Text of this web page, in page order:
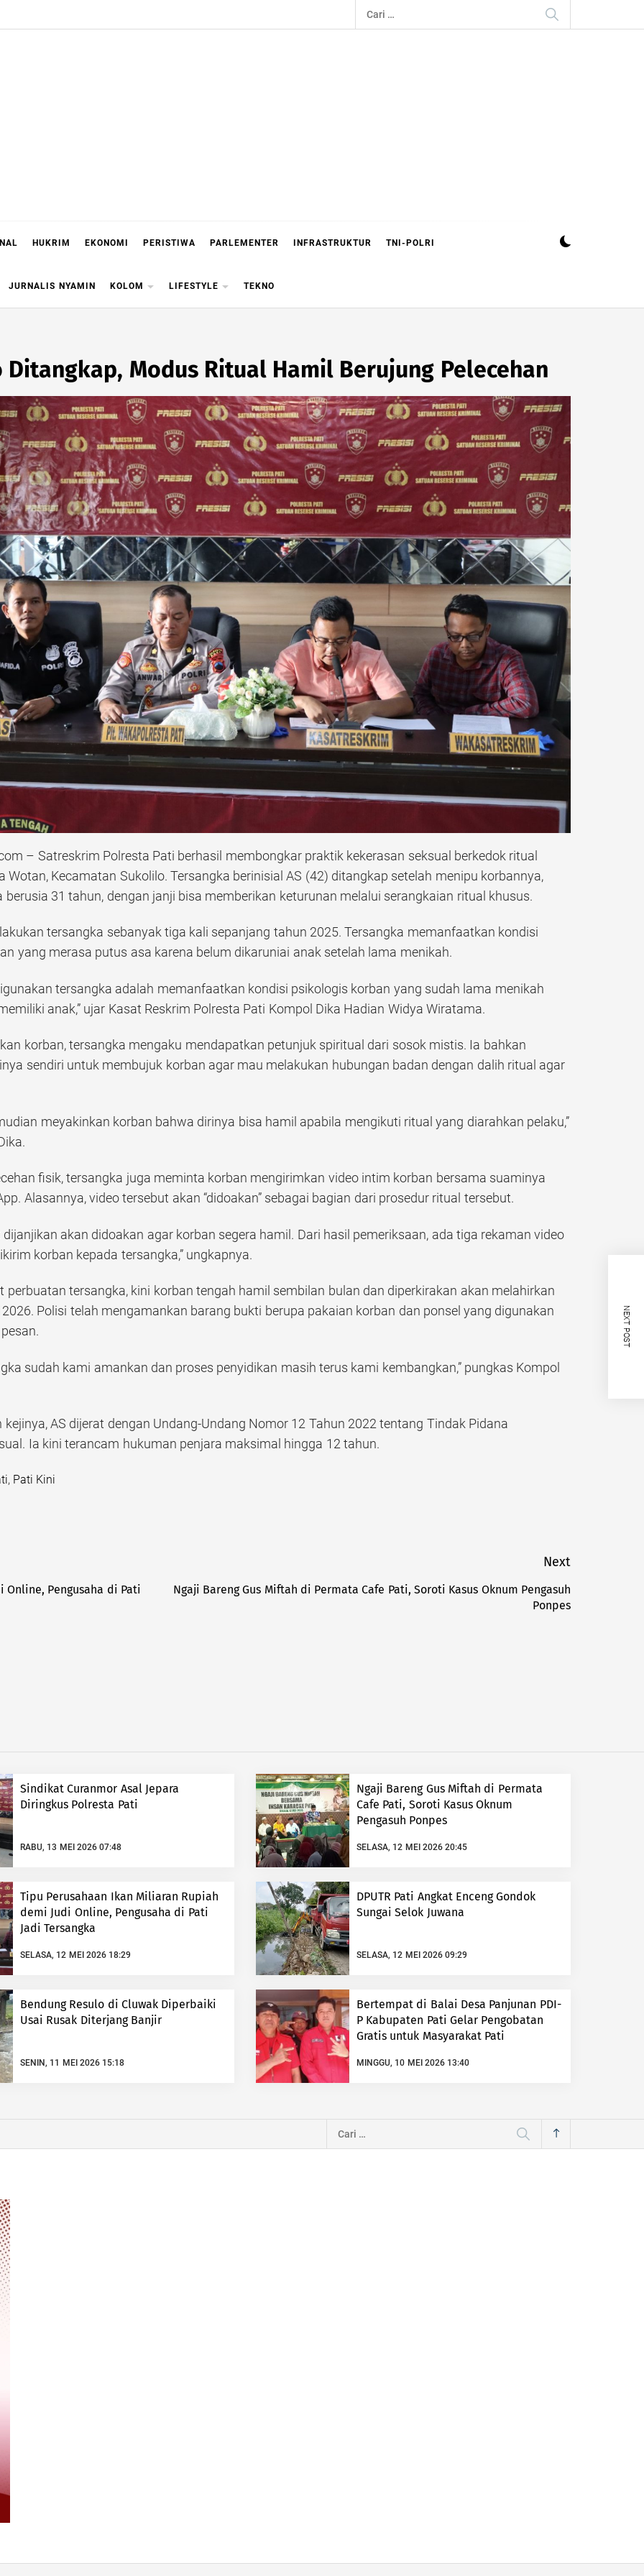
Cari
untuk:
HUKRIM EKONOMI PERISTIWA PARLEMENTER INFRASTRUKTUR TNI-POLRI
JURNALIS NYAMIN KOLOM LIFESTYLE TEKNO
Modus Ritual Hamil Berujung Pelecehan
– Satreskrim Polresta Pati berhasil membongkar praktik kekerasan seksual berkedok ritual
Wotan, Kecamatan Sukolilo. Tersangka berinisial AS (42) ditangkap setelah menipu korbannya,
berusia 31 tahun, dengan janji bisa memberikan keturunan melalui serangkaian ritual khusus.
tersangka sebanyak tiga kali sepanjang tahun 2025. Tersangka memanfaatkan kondisi
yang merasa putus asa karena belum dikaruniai anak setelah lama menikah.
tersangka adalah memanfaatkan kondisi psikologis korban yang sudah lama menikah
anak,” ujar Kasat Reskrim Polresta Pati Kompol Dika Hadian Widya Wiratama.
korban, tersangka mengaku mendapatkan petunjuk spiritual dari sosok mistis. Ia bahkan
sendiri untuk membujuk korban agar mau melakukan hubungan badan dengan dalih ritual agar
meyakinkan korban bahwa dirinya bisa hamil apabila mengikuti ritual yang diarahkan pelaku,”
fisik, tersangka juga meminta korban mengirimkan video intim korban bersama suaminya
Alasannya, video tersebut akan “didoakan” sebagai bagian dari prosedur ritual tersebut.
dijanjikan akan didoakan agar korban segera hamil. Dari hasil pemeriksaan, ada tiga rekaman video
korban kepada tersangka,” ungkapnya.
perbuatan tersangka, kini korban tengah hamil sembilan bulan dan diperkirakan akan melahirkan
Polisi telah mengamankan barang bukti berupa pakaian korban dan ponsel yang digunakan
sudah kami amankan dan proses penyidikan masih terus kami kembangkan,” pungkas Kompol
AS dijerat dengan Undang-Undang Nomor 12 Tahun 2022 tentang Tindak Pidana
Ia kini terancam hukuman penjara maksimal hingga 12 tahun.
, Pati Kini
Online, Pengusaha di Pati
Next
post:
Ngaji Bareng Gus Miftah di Permata Cafe Pati, Soroti Kasus Oknum Pengasuh
Ponpes
NEXT POST
Sindikat Curanmor Asal Jepara
Diringkus Polresta Pati
RABU, 13 MEI 2026 07:48
Ngaji Bareng Gus Miftah di Permata
Cafe Pati, Soroti Kasus Oknum
Pengasuh Ponpes
SELASA, 12 MEI 2026 20:45
Tipu Perusahaan Ikan Miliaran Rupiah
demi Judi Online, Pengusaha di Pati
Jadi Tersangka
SELASA, 12 MEI 2026 18:29
DPUTR Pati Angkat Enceng Gondok
Sungai Selok Juwana
SELASA, 12 MEI 2026 09:29
Bendung Resulo di Cluwak Diperbaiki
Usai Rusak Diterjang Banjir
SENIN, 11 MEI 2026 15:18
Bertempat di Balai Desa Panjunan PDI-
P Kabupaten Pati Gelar Pengobatan
Gratis untuk Masyarakat Pati
MINGGU, 10 MEI 2026 13:40
Cari